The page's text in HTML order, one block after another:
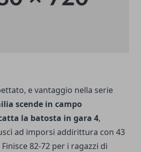
e vantaggio nella serie
scende in campo
la batosta in gara 4,
ad imporsi addirittura con 43
82-72 per i ragazzi di